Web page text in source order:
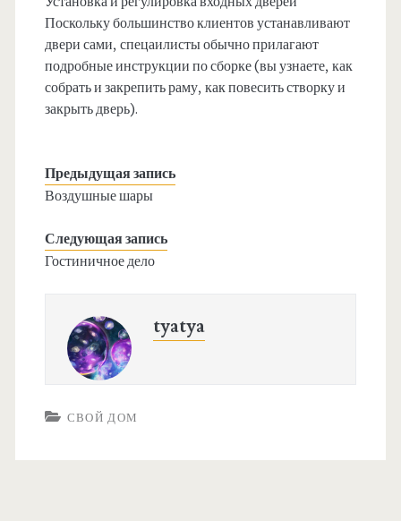
Поскольку большинство клиентов устанавливают
двери сами, спецаилисты обычно прилагают
подробные инструкции по сборке (вы узнаете, как
собрать и закрепить раму, как повесить створку и
закрыть дверь).
Предыдущая запись
Воздушные шары
Следующая запись
Гостиничное дело
tyatya
СВОЙ ДОМ